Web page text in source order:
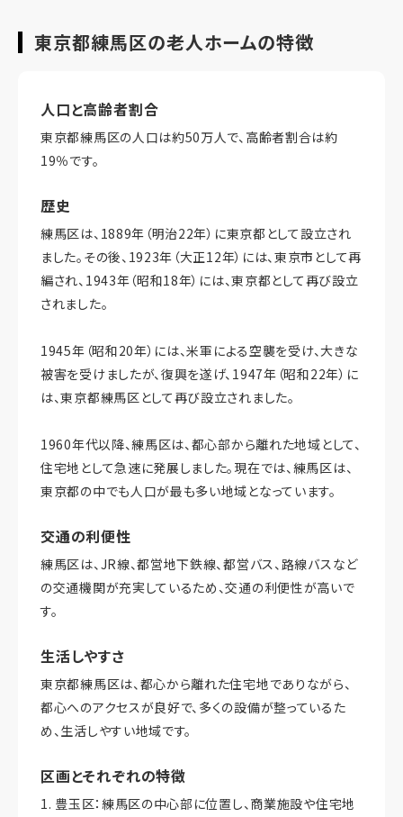
東京都練馬区の老人ホームの特徴
人口と高齢者割合
東京都練馬区の人口は約50万人で、高齢者割合は約
19％です。
歴史
練馬区は、1889年（明治22年）に東京都として設立され
ました。その後、1923年（大正12年）には、東京市として再
編され、1943年（昭和18年）には、東京都として再び設立
されました。
1945年（昭和20年）には、米軍による空襲を受け、大きな
被害を受けましたが、復興を遂げ、1947年（昭和22年）に
は、東京都練馬区として再び設立されました。
1960年代以降、練馬区は、都心部から離れた地域として、
住宅地として急速に発展しました。現在では、練馬区は、
東京都の中でも人口が最も多い地域となっています。
交通の利便性
練馬区は、JR線、都営地下鉄線、都営バス、路線バスなど
の交通機関が充実しているため、交通の利便性が高いで
す。
生活しやすさ
東京都練馬区は、都心から離れた住宅地でありながら、
都心へのアクセスが良好で、多くの設備が整っているた
め、生活しやすい地域です。
区画とそれぞれの特徴
1. 豊玉区：練馬区の中心部に位置し、商業施設や住宅地